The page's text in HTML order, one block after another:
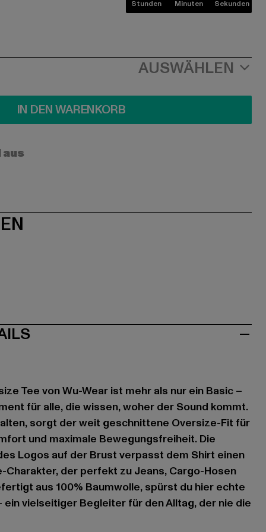
Stunden Minuten Sekunden
AUSWÄHLEN
IN DEN WARENKORB
Tee von Wu-Wear ist mehr als nur ein Basic –
für alle, die wissen, woher der Sound kommt.
sorgt der weit geschnittene Oversize-Fit für
und maximale Bewegungsfreiheit. Die
Logos auf der Brust verpasst dem Shirt einen
Charakter, der perfekt zu Jeans, Cargo-Hosen
aus 100% Baumwolle, spürst du hier echte
ein vielseitiger Begleiter für den Alltag, der nie die